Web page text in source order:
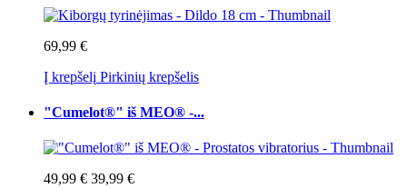
69,99 €
Į krepšelį Pirkinių krepšelis
"Cumelot®" iš MEO® -...
49,99 € 39,99 €